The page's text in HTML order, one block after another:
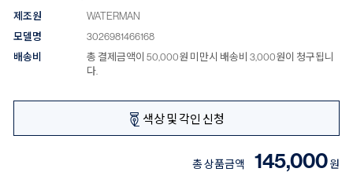
제조원
WATERMAN
모델명
3026981466168
배송비
총 결제금액이 50,000원 미만시 배송비 3,000원이 청구됩니
다.
색상 및 각인 신청
총 상품금액 145,000원